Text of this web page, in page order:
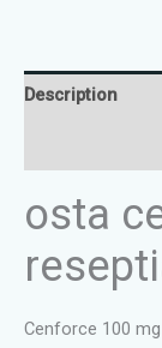
Description
osta
Cenforce 100